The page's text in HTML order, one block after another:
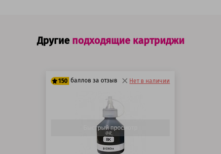
Другие подходящие картриджи
150 баллов за отзыв Нет в наличии
Быстрый просмотр